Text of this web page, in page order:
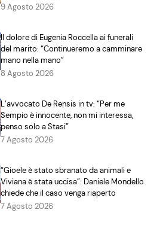
9 Agosto 2026
Il dolore di Eugenia Roccella ai funerali
del marito: “Continueremo a camminare
mano nella mano”
8 Agosto 2026
L’avvocato De Rensis in tv: “Per me
Sempio è innocente, non mi interessa,
penso solo a Stasi”
7 Agosto 2026
“Gioele è stato sbranato da animali e
Viviana è stata uccisa”: Daniele Mondello
chiede che il caso venga riaperto
7 Agosto 2026